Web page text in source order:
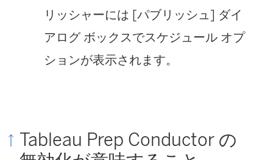
リッシャーには [パブリッシュ] ダイ
アログ ボックスでスケジュール オプ
ションが表示されます。
Tableau Prep Conductor の